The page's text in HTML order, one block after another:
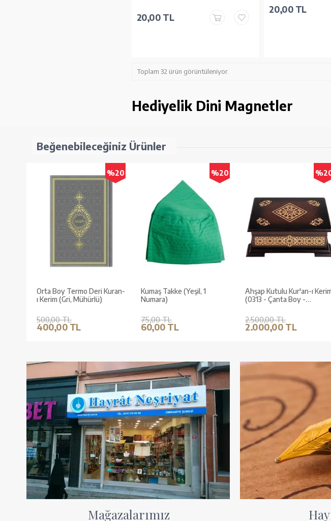
20,00 TL
20,00 TL
Toplam 32 ürün görüntüleniyor.
Hediyelik Dini Magnetler
Beğenebileceğiniz Ürünler
%20
Orta Boy Termo Deri Kuran-
ı Kerim (Gri, Mühürlü)
500,00 TL
400,00 TL
%20
Kumaş Takke (Yeşil, 1
Numara)
75,00 TL
60,00 TL
Ahşap Kutulu Kur'an-ı
(0313 - Çanta Boy -
2.500,00 TL
2.000,00 TL
Mağazalarımız